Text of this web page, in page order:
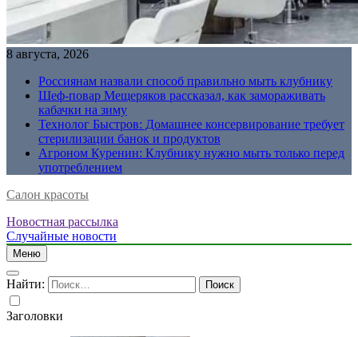
8 августа, 2026
Россиянам назвали способ правильно мыть клубнику
Шеф-повар Мещеряков рассказал, как замораживать
кабачки на зиму
Технолог Быстров: Домашнее консервирование требует
стерилизации банок и продуктов
Агроном Куренин: Клубнику нужно мыть только перед
употреблением
Салон красоты
Новостная рассылка
Случайные новости
Меню
Найти:
Заголовки